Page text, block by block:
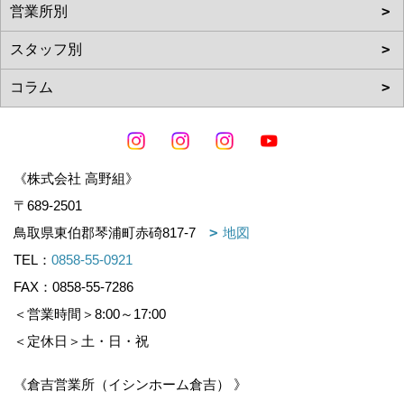
《株式会社 高野組》
〒689-2501
鳥取県東伯郡琴浦町赤碕817-7
地図
TEL： 0858-55-0921
FAX：0858-55-7286
＜営業時間＞8:00～17:00
＜定休日＞土・日・祝
《倉吉営業所（イシンホーム倉吉） 》